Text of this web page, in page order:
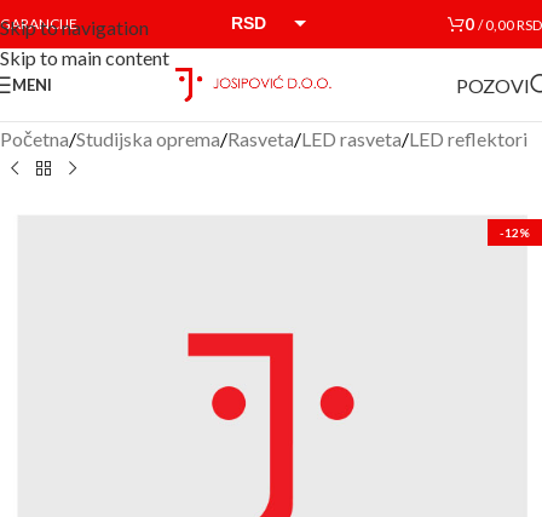
Skip to navigation
Skip to main content
GARANCIJE RSD 0 /0,00RSD
MENI POZOVI
Početna/Studijska oprema/Rasveta/LED rasveta/LED reflektori
-12%